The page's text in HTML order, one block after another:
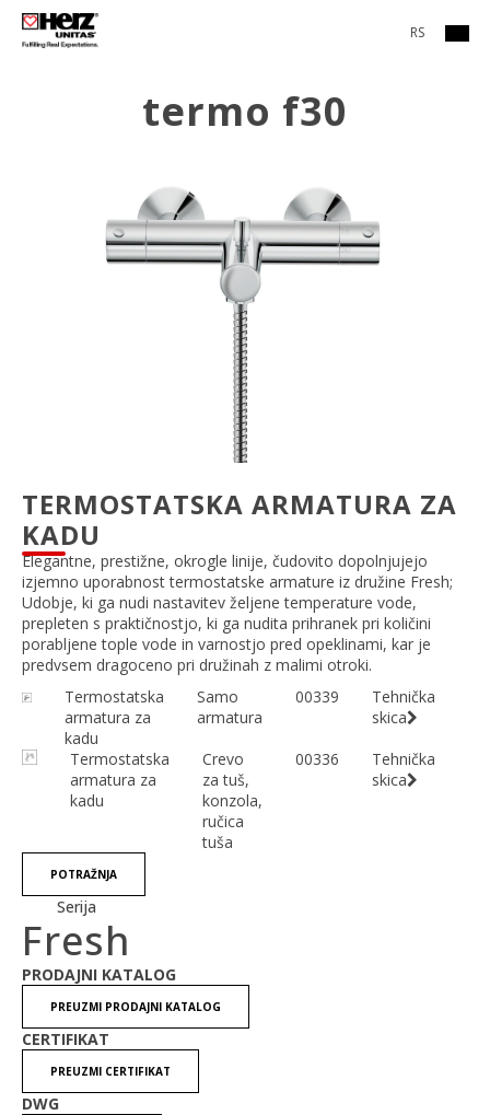
RS
termo f30
TERMOSTATSKA ARMATURA ZA
KADU
Elegantne, prestižne, okrogle linije, čudovito dopolnjujejo
izjemno uporabnost termostatske armature iz družine Fresh;
Udobje, ki ga nudi nastavitev željene temperature vode,
prepleten s praktičnostjo, ki ga nudita prihranek pri količini
porabljene tople vode in varnostjo pred opeklinami, kar je
predvsem dragoceno pri družinah z malimi otroki.
Termostatska
armatura za
kadu
Samo
armatura
00339
Tehnička
skica
Termostatska
armatura za
kadu
Crevo
za tuš,
konzola,
ručica
tuša
00336
Tehnička
skica
POTRAŽNJA
Serija
Fresh
PRODAJNI KATALOG
PREUZMI PRODAJNI KATALOG
CERTIFIKAT
PREUZMI CERTIFIKAT
DWG